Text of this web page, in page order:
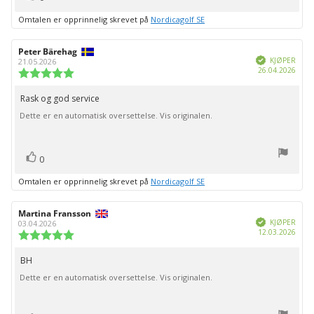
Omtalen er opprinnelig skrevet på Nordicagolf SE
Forfatter:
Peter Bärehag
21.05.2026
av
5
mulige
VerifisertKJØPER
26.04.2026
Omtaletekst:
Rask og god service
Dette er en automatisk oversettelse. Vis originalen.
Liker
0
Omtalen er opprinnelig skrevet på Nordicagolf SE
Forfatter:
Martina Fransson
03.04.2026
mulige
VerifisertKJØPER
12.03.2026
Omtaletekst:
BH
Dette er en automatisk oversettelse. Vis originalen.